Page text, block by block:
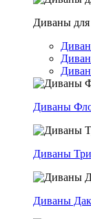
Диваны для
Диваны
Диваны
Диваны